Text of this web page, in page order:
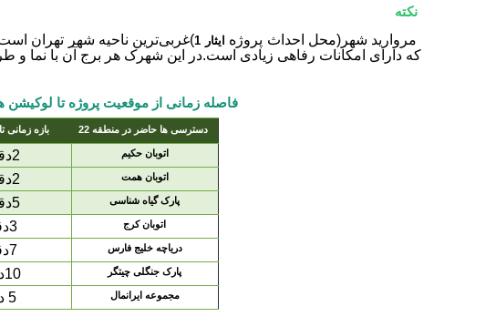
نکته
مروارید شهر(محل احداث پروژه ایثار 1 )غربی‌ترین ناحیه شهر تهران
که دارای امکانات رفاهی زیادی است.در این شهرکهر برج آن با نما و
فاصله زمانی از موقعیت پروژه تا لوکیشن
دسترسی ها حاضر در منطقه 22 بازه زمانی
اتوبان حکیم 2دقییقه
اتوبان همت 2دقییقه
پارک گیاه شناسی 5دقییقه
اتوبان کرج 3دقییقه
دریاچه خلیج فارس 7دقییقه
پارک جنگلی چیتگر 10دقییقه
مجموعه ایرانمال 5 دقیقه